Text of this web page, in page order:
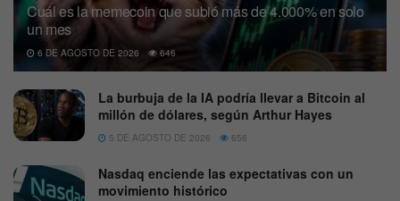
Cuál es la memecoin que subió más de 4.000% en solo
un mes
6 DE AGOSTO DE 2026 646
La burbuja de la IA podría llevar a Bitcoin al
millón de dólares, según Arthur Hayes
5 DE AGOSTO DE 2026 656
Nasdaq enciende las expectativas con un
movimiento histórico